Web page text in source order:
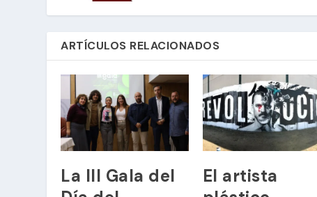
ARTÍCULOS RELACIONADOS
La III Gala del
El artista